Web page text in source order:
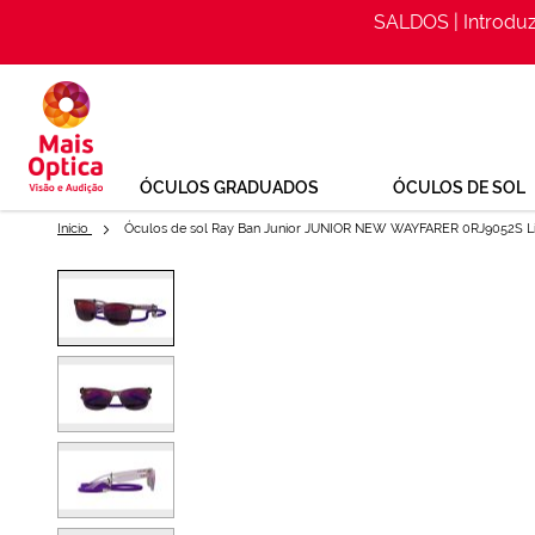
SALDOS |
ÓCULOS GRADUADOS ÓCULOS DE SOL
Início Óculos de sol Ray Ban Junior JUNIOR NEW WAYFARER 0RJ9052S
Óculos de sol Ray Ban Junior
para
da